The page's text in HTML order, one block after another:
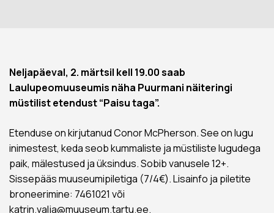
Neljapäeval, 2. märtsil kell 19.00 saab
Laulupeomuuseumis näha Puurmani näiteringi
müstilist etendust “Paisu taga”.
Etenduse on kirjutanud Conor McPherson. See on lugu
inimestest, keda seob kummaliste ja müstiliste lugudega
paik, mälestused ja üksindus. Sobib vanusele 12+.
Sissepääs muuseumipiletiga (7/4€). Lisainfo ja piletite
broneerimine: 7461021 või
katrin.valja@muuseum.tartu.ee.